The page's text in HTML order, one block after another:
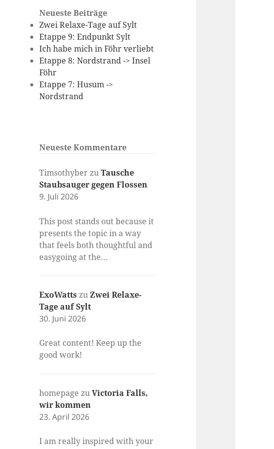
Neueste Beiträge
Zwei Relaxe-Tage auf Sylt
Etappe 9: Endpunkt Sylt
Ich habe mich in Föhr verliebt
Etappe 8: Nordstrand -> Insel
Föhr
Etappe 7: Husum ->
Nordstrand
Neueste Kommentare
Timsothyber zuTausche
Staubsauger gegen Flossen
9. Juli 2026
This post stands out because it
presents the topic in a way
that feels both thoughtful and
easygoing at the…
ExoWatts zuZwei Relaxe-
Tage auf Sylt
30. Juni 2026
Great content! Keep up the
good work!
homepage zuVictoria Falls,
wir kommen
23. April 2026
I am really inspired with your